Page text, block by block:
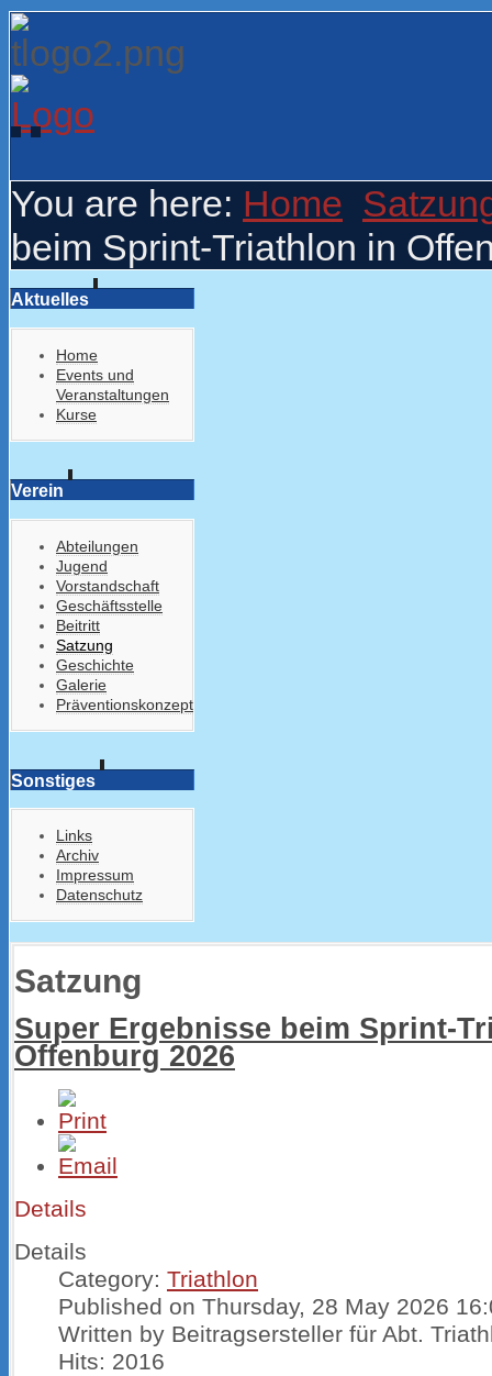
You are here: Home
beim Sprint-Triathlon in
Aktuelles
Home
Events und
Veranstaltungen
Kurse
Verein
Abteilungen
Jugend
Vorstandschaft
Geschäftsstelle
Beitritt
Satzung
Geschichte
Galerie
Präventionskonzept
Sonstiges
Links
Archiv
Impressum
Datenschutz
Satzung
Super Ergebnisse beim Sprint-
Offenburg 2026
Details
Details
Category: Triathlon
Published on Thursday, 28 May 2026
Written by Beitragsersteller für Abt.
Hits: 2016